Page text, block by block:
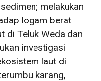
melakukan
logam berat
di Teluk Weda dan
investigasi
laut di
karang,